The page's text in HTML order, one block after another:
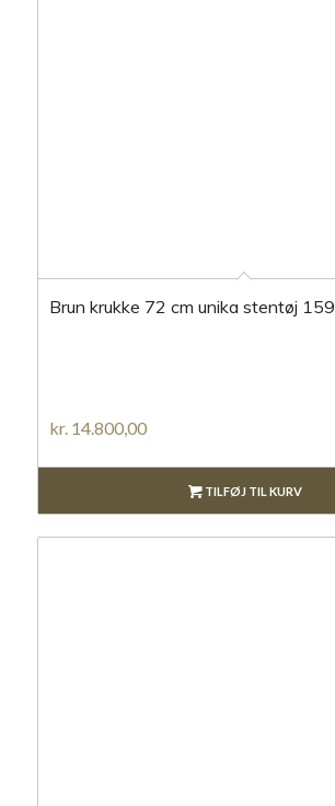
Brun krukke 72 cm unika stentøj 159
kr.14.800,00
TILFØJ TIL KURV